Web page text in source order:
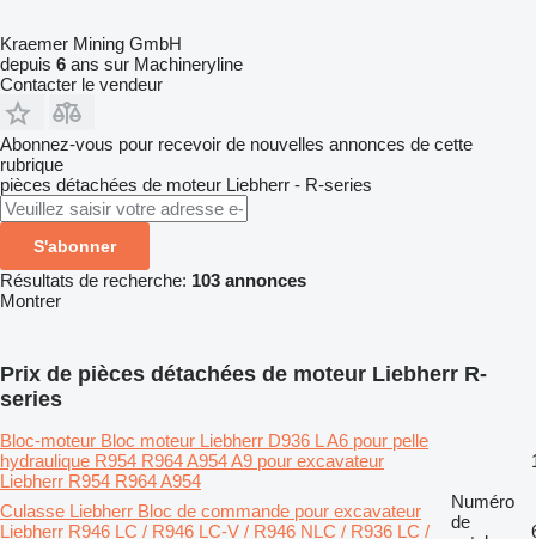
Kraemer Mining GmbH
depuis 6 ans sur Machineryline
Contacter le vendeur
Abonnez-vous pour recevoir de nouvelles annonces de cette
rubrique
pièces détachées de moteur Liebherr - R-series
S'abonner
Résultats de recherche: 103 annonces
Montrer
Prix de pièces détachées de moteur Liebherr R-
series
Bloc-moteur Bloc moteur Liebherr D936 L A6 pour pelle
hydraulique R954 R964 A954 A9 pour excavateur
Liebherr R954 R964 A954
Culasse Liebherr Bloc de commande pour excavateur
Liebherr R946 LC / R946 LC-V / R946 NLC / R936 LC /
Numéro
de